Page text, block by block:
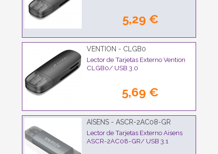
5,29 €
VENTION - CLGB0
Lector de Tarjetas Externo Vention
CLGB0/ USB 3.0
5,69 €
AISENS - ASCR-2AC08-GR
Lector de Tarjetas Externo Aisens
ASCR-2AC08-GR/ USB 3.1